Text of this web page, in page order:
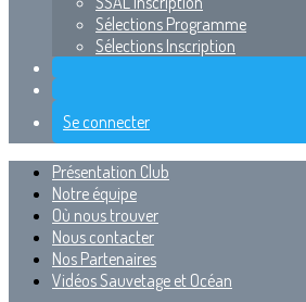
Sélections Programme
Sélections Inscription
Se connecter
Présentation Club
Notre équipe
Où nous trouver
Nous contacter
Nos Partenaires
Vidéos Sauvetage et Océan